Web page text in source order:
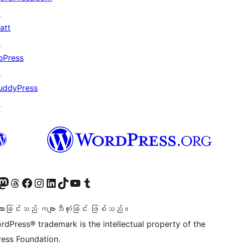
ာက်ကြည့်ရှုရန်
ောင့်သို့ သွားရောက်ကြည့်ရှုပါကျွန်ုပ်တို့၏ Threads အကောင့်သို့ ဝင်ရောက်ကြည့်ရှုရန်
ကျွန်ုပ်တို့၏ Facebook စာမျက်နှာသို့ သွားရောက်ကြည့်ရှုပါကျွန်ုပ်တို့၏ Instagram အကောင့်သို့ သွားရောက်ကြည့်ရှုပါ ကျွန်ုပ်တို့၏ LinkedIn အကောင့်သို့ သွားရောက်ကြည့်ရှုပါကျွန်ုပ်တို့၏ TikTok အကောင့်သို့ ဝင်ရောက်ကြည့်ရှုရန်
ကျွန်ုပ်တို့၏ YouTube ချန်နယ်သို့ သွားရောက်ကြည့်ရှုပါ ကျွန်ုပ်တို့၏ Tumblr အကောင့်သို့ ဝင်ရောက်ကြည့်ရှုရန်
ားခြင်းသည် ကဗျာသီကုံးခြင်း ဖြစ်သည်။
trademark is the intellectual property of the
Foundation.